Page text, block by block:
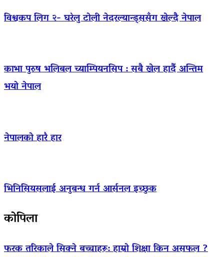
विश्वकप लिग २- घरेलु टोली नेदरल्यान्ड्ससँग खेल्दै नेपाल
काभा पुरुष भलिबल च्याम्पियनसिप : सबै खेल हार्दै अन्तिम
भयो नेपाल
नेपालको हारै हार
भिनिसियसलाई अनुबन्ध गर्न आर्सनल इच्छुक
कोपिला
फरक तरिकाले सिक्ने बच्चाहरू: हाम्रो शिक्षा किन असफल ?